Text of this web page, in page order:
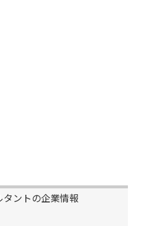
タントの企業情報